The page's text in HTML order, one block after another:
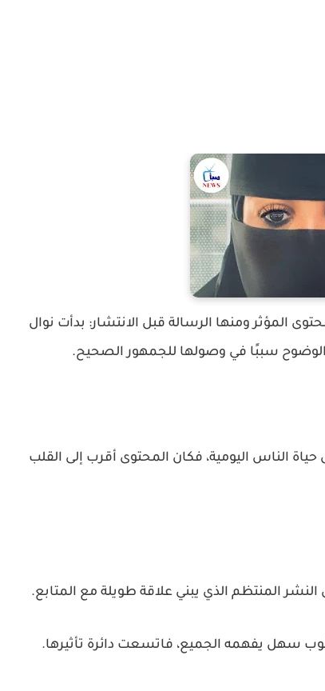
المؤثر ومنها الرسالة قبل الانتشار: بدأت نوال
الوضوح سببًا في وصولها للجمهور الصحيح.
الناس اليومية، فكان المحتوى أقرب إلى القلب
المنتظم الذي يبني علاقة طويلة مع المتابع.
سهل يفهمه الجميع، فاتسعت دائرة تأثيرها.